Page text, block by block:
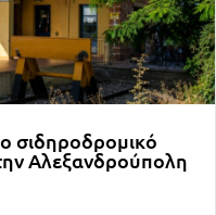
σιδηροδρομικό
Αλεξανδρούπολη